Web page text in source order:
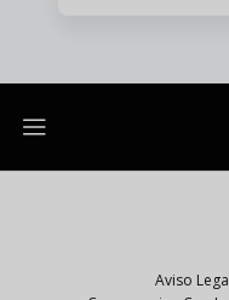
Aviso